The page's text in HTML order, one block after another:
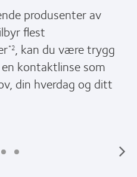
produsenter av
flest
*2, kan du være trygg
kontaktlinse som
din hverdag og ditt